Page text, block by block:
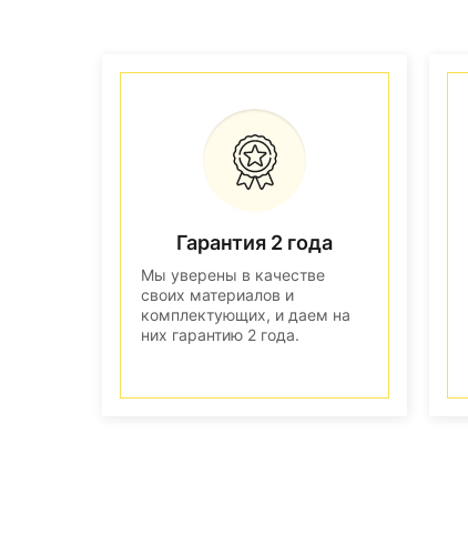
Гарантия 2 года
Мы уверены в качестве
своих материалов и
комплектующих, и даем на
них гарантию 2 года.